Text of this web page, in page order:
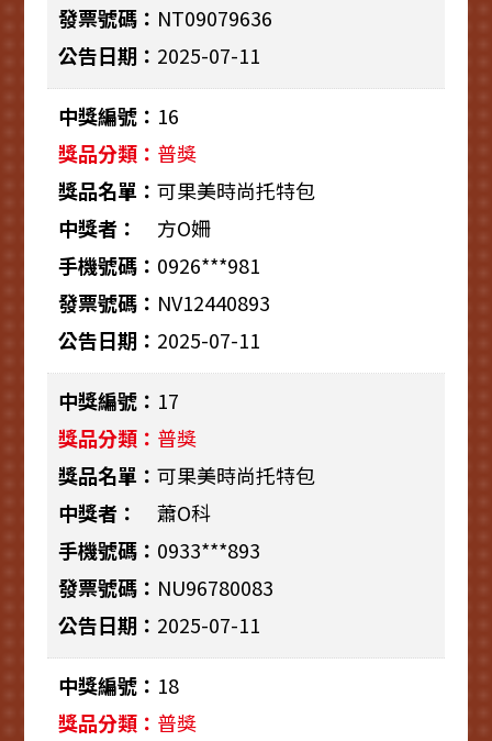
NT09079636
2025-07-11
16
普獎
可果美時尚托特包
方O姍
0926***981
NV12440893
2025-07-11
17
普獎
可果美時尚托特包
蕭O科
0933***893
NU96780083
2025-07-11
18
普獎